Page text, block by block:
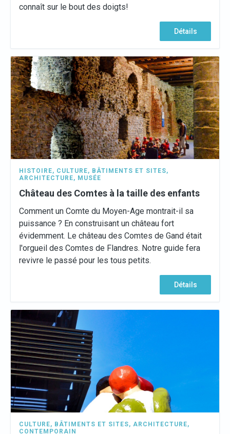
connaît sur le bout des doigts!
Détails
HISTOIRE, CULTURE, BÂTIMENTS ET SITES,
ARCHITECTURE, MUSÉE
Château des Comtes à la taille des enfants
Comment un Comte du Moyen-Age montrait-il sa
puissance ? En construisant un château fort
évidemment. Le château des Comtes de Gand était
l'orgueil des Comtes de Flandres. Notre guide fera
revivre le passé pour les tous petits.
Détails
CULTURE, BÂTIMENTS ET SITES, ARCHITECTURE,
CONTEMPORAIN